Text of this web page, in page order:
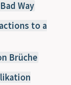
Way
to a
Brüche